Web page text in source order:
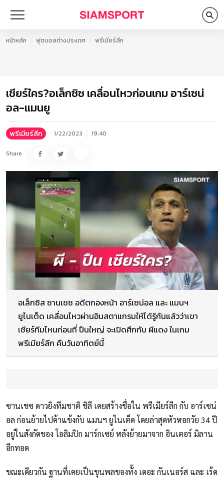
หน้าหลัก ฟุตบอลต่างประเทศ พรีเมียร์ลีก
เชียร์ใคร?อเล็กซิซ เคลื่อนไหวก่อนเกม อาร์เซน่
อล-แมนยู
พรีเมียร์ลีก 1/22/2023 19:40
Share
อเล็กซิส ซานเชซ อดีตกองหน้า อาร์เซน่อล และ แมนฯ
ยูไนเต็ด เคลื่อนไหวผ่านอินสตาแกรมให้ได้รู้กันแล้วว่าเขา
เชียร์ทีมไหนก่อนที่ ปืนใหญ่ จะเปิดศึกกับ ผีแดง ในเกม
พรีเมียร์ลีก คืนวันอาทิตย์นี้
ซานเชซ ดาวยิงทีมชาติ ชิลี เคยสร้างชื่อใน พรีเมียร์ลีก กับ อาร์เซน่
อล ก่อนย้ายไปค้าแข้งกับ แมนฯ ยูไนเต็ด โดยล่าสุดหัวหอกวัย 34 ปี
อยู่ในสังกัดของ โอลิมปิก มาร์กเซย์ หลังย้ายมาจาก อินเตอร์ มิลาน
อีกทอด
ขณะเดียวกัน ฐานที่เคยเป็นขุนพลของทั้ง เดอะ กันเนอร์ส และ เร้ด